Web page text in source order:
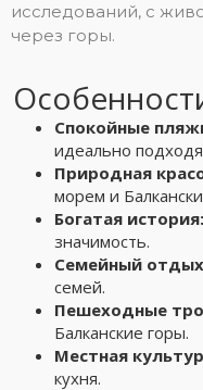
исследований, с
через горы.
Спокойные
идеально
Природная
морем и
Богатая история:
значимость.
Семейный
семей.
Пешеходные
Балканские горы.
Местная
кухня.